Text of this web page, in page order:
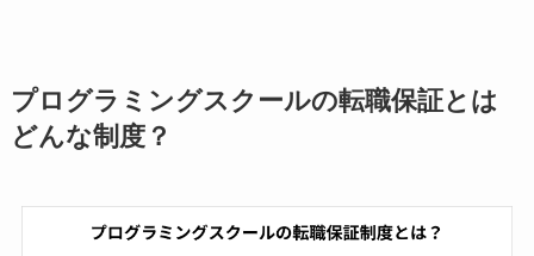
プログラミングスクールの転職保証とは
どんな制度？